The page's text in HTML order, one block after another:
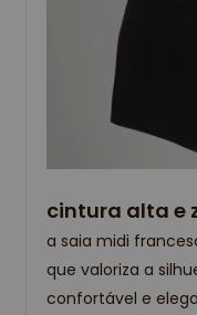
cintura alta e
a saia midi
que valoriza a
confortável e